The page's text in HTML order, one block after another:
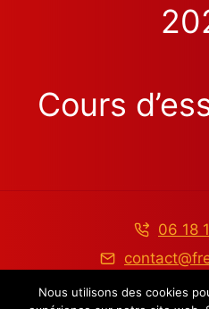
Cours
06 18
Nous utilisons des cookies